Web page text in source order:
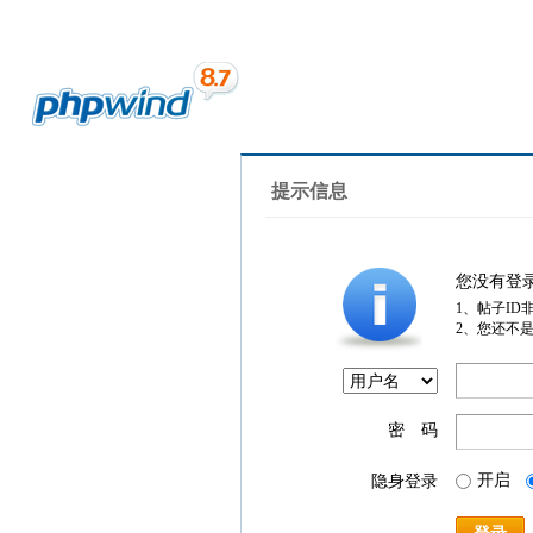
提示信息
您没有登
1、帖子ID
2、您还不
密 码
隐身登录 开启